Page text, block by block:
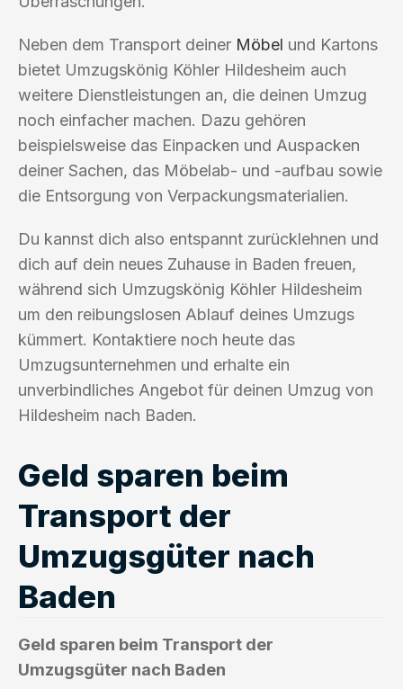
Neben dem Transport deiner Möbel und Kartons
bietet Umzugskönig Köhler Hildesheim auch
weitere Dienstleistungen an, die deinen Umzug
noch einfacher machen. Dazu gehören
beispielsweise das Einpacken und Auspacken
deiner Sachen, das Möbelab- und -aufbau sowie
die Entsorgung von Verpackungsmaterialien.
Du kannst dich also entspannt zurücklehnen und
dich auf dein neues Zuhause in Baden freuen,
während sich Umzugskönig Köhler Hildesheim
um den reibungslosen Ablauf deines Umzugs
kümmert. Kontaktiere noch heute das
Umzugsunternehmen und erhalte ein
unverbindliches Angebot für deinen Umzug von
Hildesheim nach Baden.
Geld sparen beim
Transport der
Umzugsgüter nach
Baden
Geld sparen beim Transport der
Umzugsgüter nach Baden